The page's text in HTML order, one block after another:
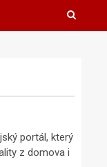
portál, který
z domova i